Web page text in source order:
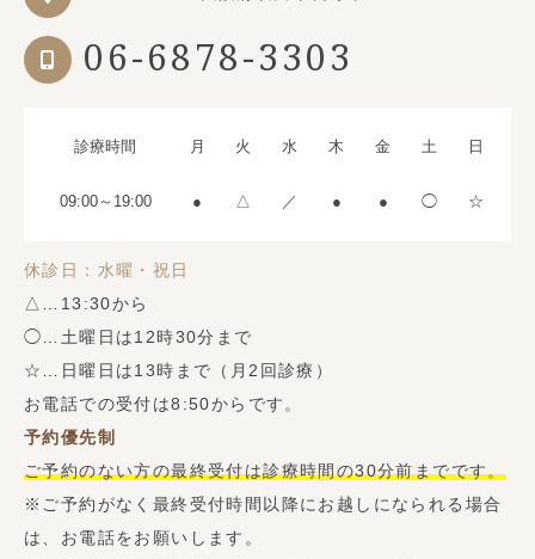
06-6878-3303
診療時間 月 火 水 木 金 土 日
09:00～19:00 ● △ ／ ● ● ◯ ☆
休診日：水曜・祝日
△…13:30から
◯…土曜日は12時30分まで
☆…日曜日は13時まで（月2回診療）
お電話での受付は8:50からです。
予約優先制
ご予約のない方の最終受付は診療時間の30分前までです。
※ご予約がなく最終受付時間以降にお越しになられる場合
は、お電話をお願いします。